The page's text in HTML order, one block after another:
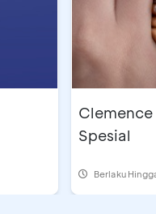
Clemence
Spesial
Berlaku